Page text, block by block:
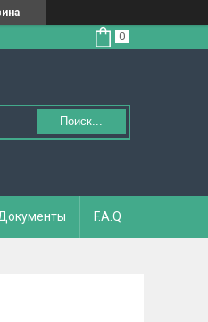
Поиск...
F.A.Q